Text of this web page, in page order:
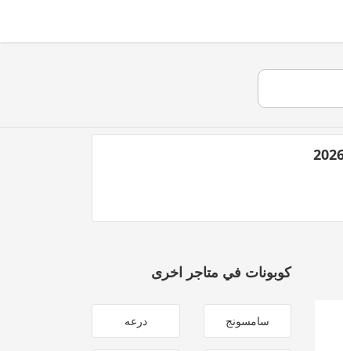
كوبونات في متاجر اخرى
سامسونج درعه